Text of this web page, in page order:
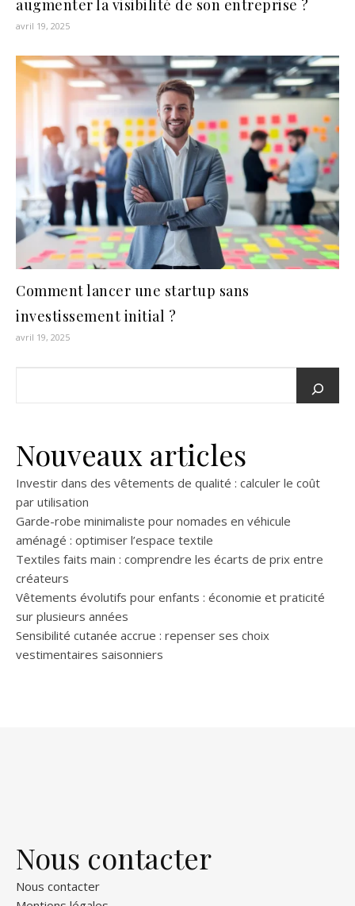
augmenter la visibilité de son entreprise ?
avril 19, 2025
Comment lancer une startup sans
investissement initial ?
avril 19, 2025
Nouveaux articles
Investir dans des vêtements de qualité : calculer le coût
par utilisation
Garde-robe minimaliste pour nomades en véhicule
aménagé : optimiser l’espace textile
Textiles faits main : comprendre les écarts de prix entre
créateurs
Vêtements évolutifs pour enfants : économie et praticité
sur plusieurs années
Sensibilité cutanée accrue : repenser ses choix
vestimentaires saisonniers
Nous contacter
Nous contacter